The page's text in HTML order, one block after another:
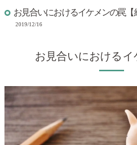
お見合いにおけるイケメンの罠【
2019/12/16
お見合いにおける